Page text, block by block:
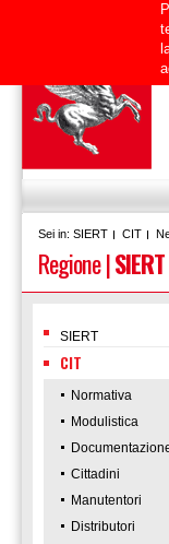
Sei in: SIERT CIT
Regione|SIERT
SIERT
CIT
Normativa
Modulistica
Cittadini
Manutentori
Distributori